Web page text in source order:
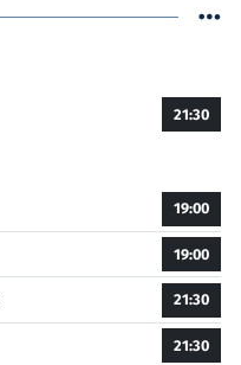
21:30
19:00
19:00
21:30
21:30